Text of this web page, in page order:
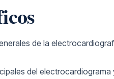
de la
del electrocardiograma